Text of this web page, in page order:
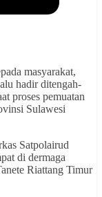
masyarakat,
hadir ditengah-
proses pemuatan
Sulawesi
Satpolairud
di dermaga
Riattang Timur